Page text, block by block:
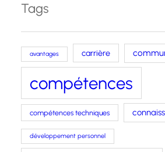
Tags
avantages carrière
compétences
compétences techniques
développement personnel